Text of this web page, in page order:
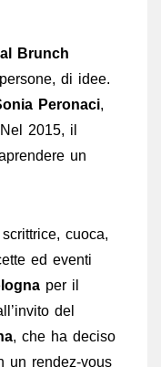
Brunch
di idee.
Peronaci,
2015, il
un
cuoca,
ed eventi
per il
del
, che ha deciso
un rendez-vous